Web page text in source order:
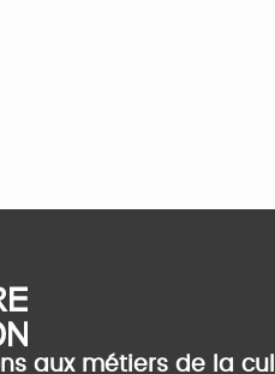
aux métiers de la